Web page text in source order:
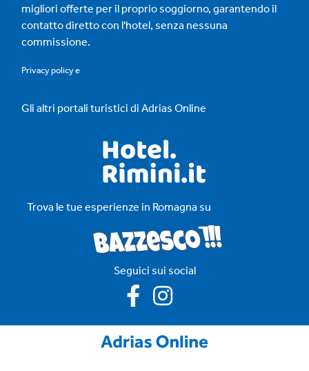
migliori offerte per il proprio soggiorno, garantendo il
contatto diretto con l'hotel, senza nessuna
commissione.
Privacy policye
Gli altri portali turistici di Adrias Online
Trova le tue esperienze in Romagna su
Seguici sui social